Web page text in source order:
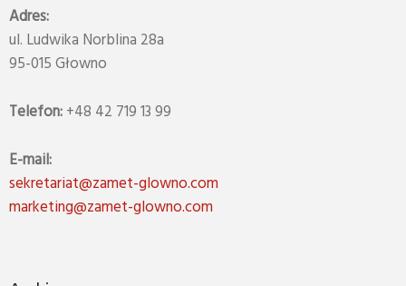
Adres:
ul. Ludwika Norblina 28a
95-015 Głowno
Telefon:+48 42 719 13 99
E-mail:
sekretariat@zamet-glowno.com
marketing@zamet-glowno.com